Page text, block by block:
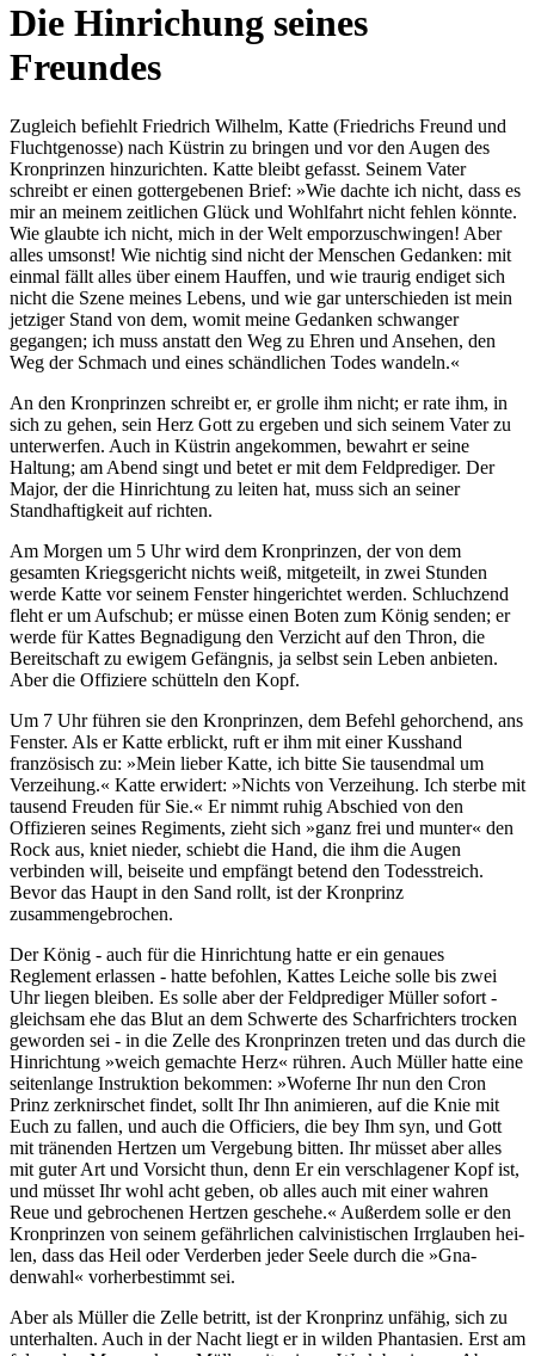
Die Hinrichung seines
Freundes
Zugleich befiehlt Friedrich Wilhelm, Katte (Friedrichs Freund und
Fluchtgenosse) nach Küstrin zu bringen und vor den Augen des
Kronprinzen hinzurichten. Katte bleibt gefasst. Seinem Vater
schreibt er einen gottergebenen Brief: »Wie dachte ich nicht, dass es
mir an meinem zeitlichen Glück und Wohlfahrt nicht fehlen könnte.
Wie glaubte ich nicht, mich in der Welt emporzuschwingen! Aber
alles umsonst! Wie nichtig sind nicht der Menschen Gedanken: mit
einmal fällt alles über einem Hauffen, und wie traurig endiget sich
nicht die Szene meines Lebens, und wie gar unterschieden ist mein
jetziger Stand von dem, womit meine Gedanken schwanger
gegangen; ich muss anstatt den Weg zu Ehren und Ansehen, den
Weg der Schmach und eines schändlichen Todes wandeln.«
An den Kronprinzen schreibt er, er grolle ihm nicht; er rate ihm, in
sich zu gehen, sein Herz Gott zu ergeben und sich seinem Vater zu
unterwerfen. Auch in Küstrin angekommen, bewahrt er seine
Haltung; am Abend singt und betet er mit dem Feldprediger. Der
Major, der die Hinrichtung zu leiten hat, muss sich an seiner
Standhaftigkeit auf richten.
Am Morgen um 5 Uhr wird dem Kronprinzen, der von dem
gesamten Kriegsgericht nichts weiß, mitgeteilt, in zwei Stunden
werde Katte vor seinem Fenster hingerichtet werden. Schluch­zend
fleht er um Aufschub; er müsse einen Boten zum König senden; er
werde für Kattes Begnadigung den Verzicht auf den Thron, die
Bereitschaft zu ewigem Gefängnis, ja selbst sein Le­ben anbieten.
Aber die Offiziere schütteln den Kopf.
Um 7 Uhr führen sie den Kronprinzen, dem Befehl gehor­chend, ans
Fenster. Als er Katte erblickt, ruft er ihm mit einer Kusshand
französisch zu: »Mein lieber Katte, ich bitte Sie tau­sendmal um
Verzeihung.« Katte erwidert: »Nichts von Verzei­hung. Ich sterbe mit
tausend Freuden für Sie.« Er nimmt ruhig Abschied von den
Offizieren seines Regiments, zieht sich »ganz frei und munter« den
Rock aus, kniet nieder, schiebt die Hand, die ihm die Augen
verbinden will, beiseite und empfängt betend den Todesstreich.
Bevor das Haupt in den Sand rollt, ist der Kronprinz
zusammengebrochen.
Der König - auch für die Hinrichtung hatte er ein genaues
Reglement erlassen - hatte befohlen, Kattes Leiche solle bis zwei
Uhr liegen bleiben. Es solle aber der Feldprediger Müller sofort -
gleichsam ehe das Blut an dem Schwerte des Scharfrich­ters trocken
geworden sei - in die Zelle des Kronprinzen treten und das durch die
Hinrichtung »weich gemachte Herz« rühren. Auch Müller hatte eine
seitenlange Instruktion bekommen: »Woferne Ihr nun den Cron
Prinz zerknirschet findet, sollt Ihr Ihn animieren, auf die Knie mit
Euch zu fallen, und auch die Officiers, die bey Ihm syn, und Gott
mit tränenden Hertzen um Vergebung bitten. Ihr müsset aber alles
mit guter Art und Vor­sicht thun, denn Er ein verschlagener Kopf ist,
und müsset Ihr wohl acht geben, ob alles auch mit einer wahren
Reue und gebrochenen Hertzen geschehe.« Außerdem solle er den
Kron­prinzen von seinem gefährlichen calvinistischen Irrglauben hei­
len, dass das Heil oder Verderben jeder Seele durch die »Gna­
denwahl« vorherbestimmt sei.
Aber als Müller die Zelle betritt, ist der Kronprinz unfähig, sich zu
unterhalten. Auch in der Nacht liegt er in wilden Phan­tasien. Erst am